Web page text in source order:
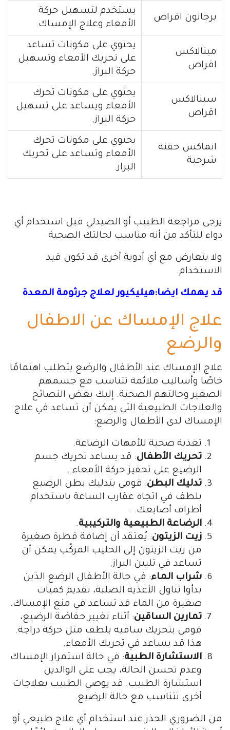
برجاتون اقراص
يستخدم لتسهيل حركة
الأمعاء وعلاج الإمساك.
مينالاكس
اقراص
يحتوي على مكونات تساعد
على تحريك الأمعاء وتسهيل
حركة البراز.
سينالاكس
اقراص
يحتوي على مكونات تحرك
الأمعاء ويساعد على تسهيل
حركة البراز.
انماكس حقنة
شرجية
يحتوي على مكونات تحرك
الأمعاء وتساعد على تحريك
البراز.
يرجى مراجعة الطبيب أو الصيدلي قبل استخدام أي
دواء للتأكد من أنه مناسب لحالتك الصحية
ولا يتعارض مع أي أدوية أخرى قد تكون قيد
الاستخدام.
قد يهمك ايضا:هيليكيور لعلاج جرثومة المعدة
علاج الإمساك عن الاطفال
والرضع
علاج الإمساك عند الأطفال والرضع يتطلب اهتمامًا
خاصًا وأساليب ملائمة تتناسب مع جسمهم
الصغير وحالتهم الصحية. إليك بعض النصائح
والعلاجات الطبيعية التي يمكن أن تساعد في علاج
الإمساك لدى الأطفال والرضع:
تغذية صحية للأمهات الرضاعة.
تحريك الأطفال: قد يساعد تحريك جسم
الرضيع على تحفيز حركة الأمعاء..
تدليك البطن: قومي بتدليك بطن الرضيع
بلطف في اتجاه عقارب الساعة باستخدام
أطراف أصابعك. .
الرضاعة الطبيعية والتركيبية.
زيت الزيتون: يُعتقد أن إضافة قطرة صغيرة
من زيت الزيتون إلى الحليب المركّب يمكن أن
تساعد في تليين البراز.
شراب الماء: في حالة الأطفال الرضع الذين
بدأوا تناول الأغذية الصلبة، تقديم كميات
صغيرة من الماء قد تساعد في منع الإمساك.
تمارين الساقين: أثناء تغيير حفاضة الرضيع،
قومي بتحريك ساقيه بلطف مثل حركة دراجة.
هذا قد يساعد في تحريك الأمعاء.
الاستشارة الطبية: في حالة استمرار الإمساك
وعدم تحسن الحالة، يجب على الوالدين
استشارة الطبيب. قد يوصي الطبيب بعلاجات
أخرى تتناسب مع حالة الرضيع.
من الضروري الحذر عند استخدام أي علاج طبيعي أو